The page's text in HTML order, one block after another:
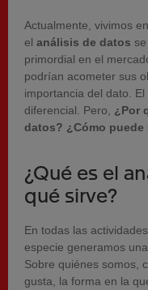
Actualmente, vivimos
el análisis de datos
primordial en el
podrían acometer sus
importancia del dato. El
diferencial. Pero, ¿Por
datos? ¿Cómo puede
¿Qué es el
qué sirve?
En todas las
especie generamos
Sobre quiénes somos,
gusta, la forma en la